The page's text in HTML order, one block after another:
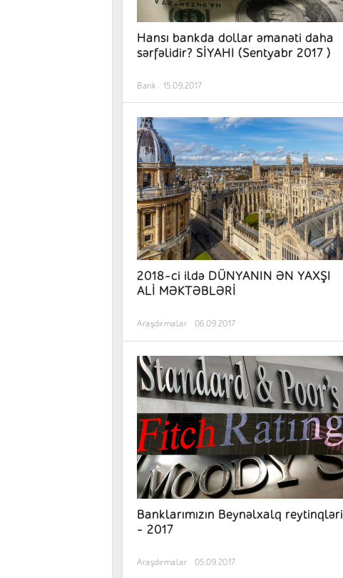
Hansı bankda dollar əmanəti daha
sərfəlidir? SİYAHI (Sentyabr 2017 )
Bank 15.09.2017
2018-ci ildə DÜNYANIN ƏN YAXŞI
ALİ MƏKTƏBLƏRİ
Araşdırmalar 06.09.2017
Banklarımızın Beynəlxalq reytinqləri
- 2017
Araşdırmalar 05.09.2017